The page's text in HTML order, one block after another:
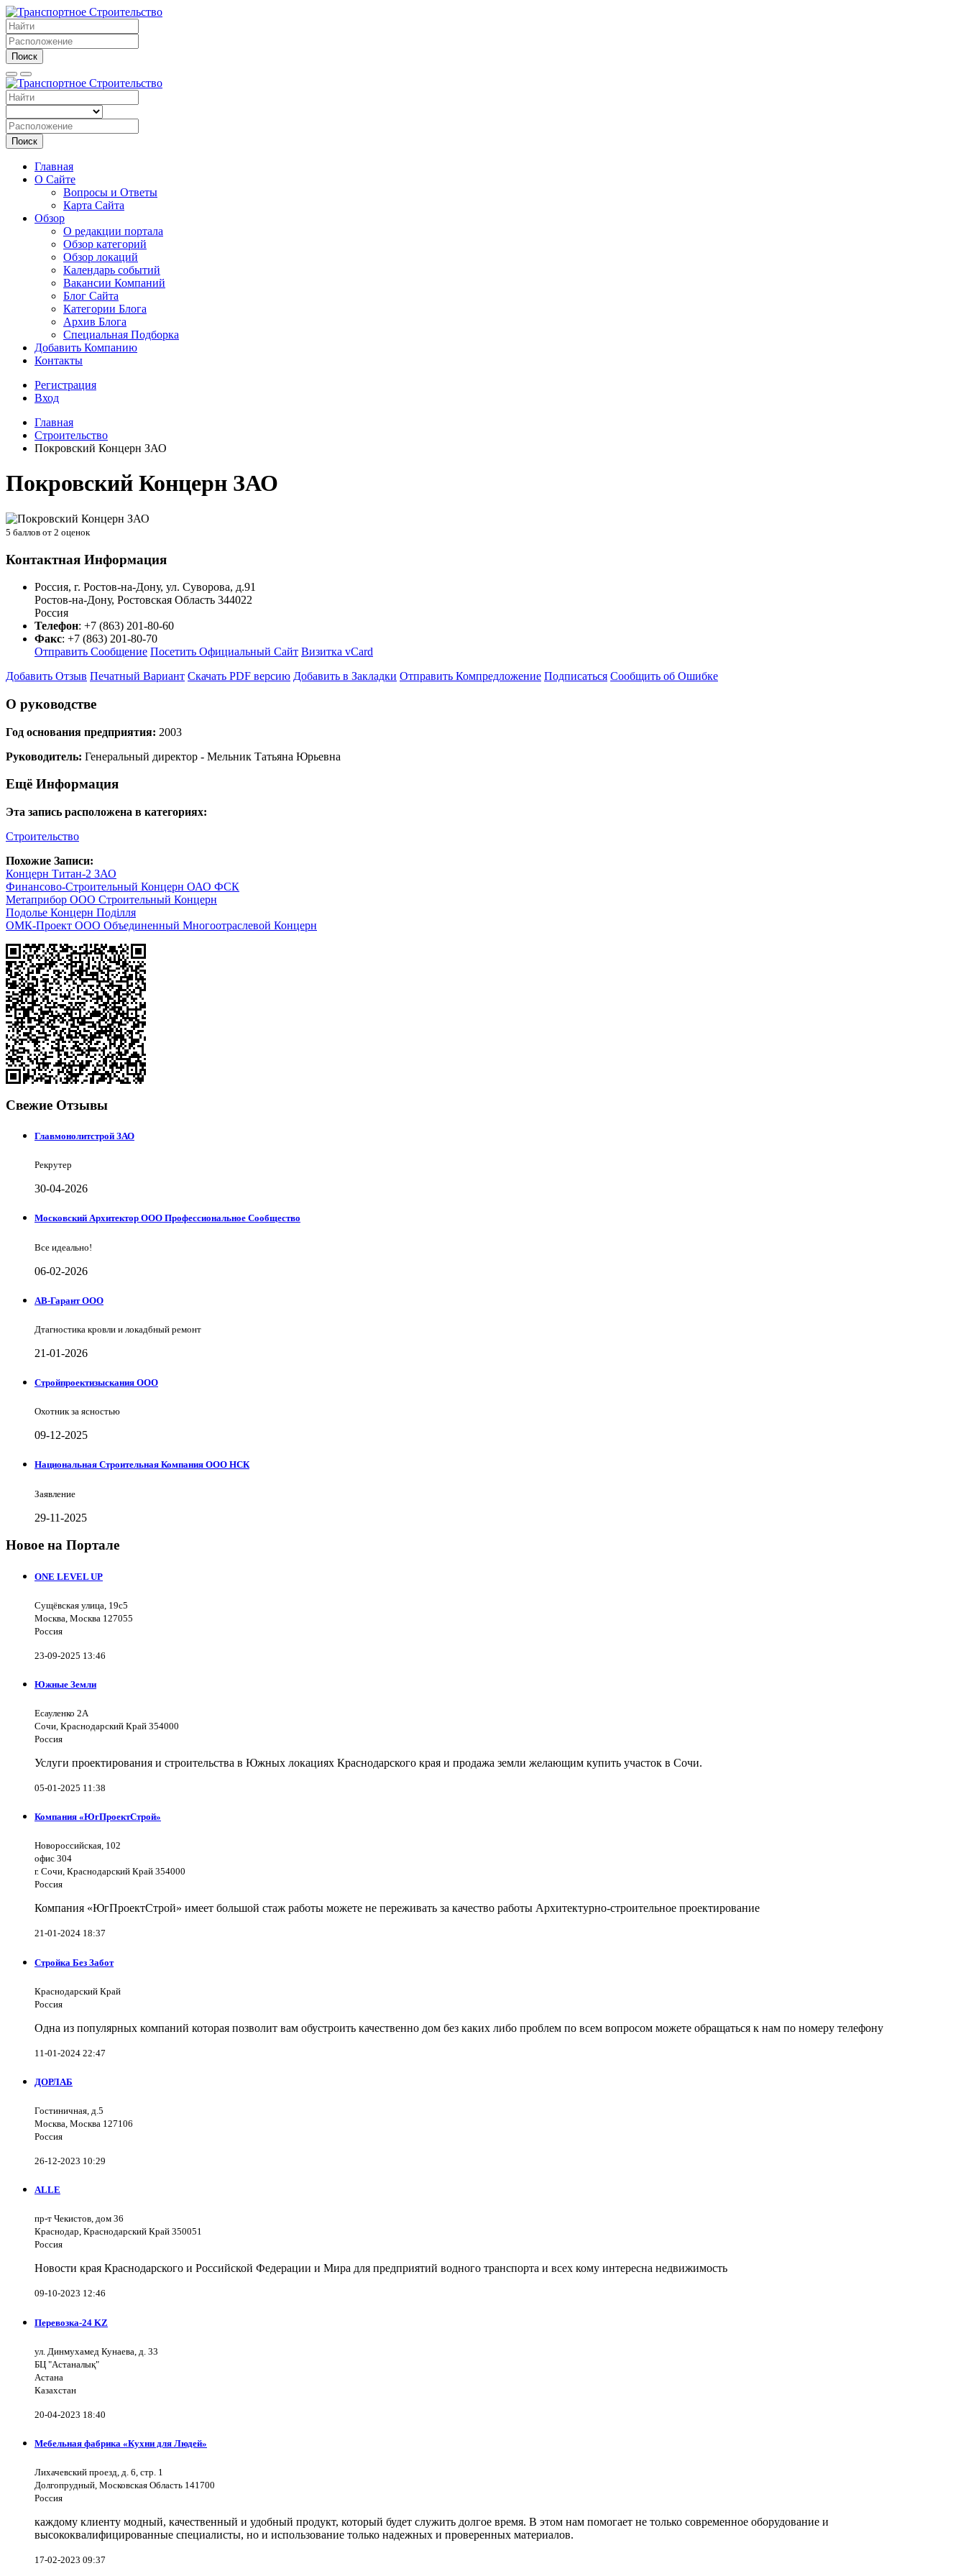
Поиск
Поиск
Главная
О Сайте
Вопросы и Ответы
Карта Сайта
Обзор
О редакции портала
Обзор категорий
Обзор локаций
Календарь событий
Вакансии Компаний
Блог Сайта
Категории Блога
Архив Блога
Специальная Подборка
Добавить Компанию
Контакты
Регистрация
Вход
Главная
Строительство
Покровский Концерн ЗАО
Покровский Концерн ЗАО
5 баллов от 2 оценок
Контактная Информация
Россия, г. Ростов-на-Дону, ул. Суворова, д.91
Ростов-на-Дону, Ростовская Область 344022
Россия
Телефон: +7 (863) 201-80-60
Факс: +7 (863) 201-80-70
Отправить Сообщение Посетить Официальный Сайт Визитка vCard
Добавить Отзыв Печатный Вариант Скачать PDF версию Добавить в Закладки Отправить Компредложение Подписаться Сообщить об Ошибке
О руководстве
Год основания предприятия: 2003
Руководитель: Генеральный директор - Мельник Татьяна Юрьевна
Ещё Информация
Эта запись расположена в категориях:
Строительство
Похожие Записи:
Концерн Титан-2 ЗАО
Финансово-Строительный Концерн ОАО ФСК
Метаприбор ООО Строительный Концерн
Подолье Концерн Поділля
ОМК-Проект ООО Объединенный Многоотраслевой Концерн
Свежие Отзывы
Главмонолитстрой ЗАО
Рекрутер
30-04-2026
Московский Архитектор ООО Профессиональное Сообщество
Все идеально!
06-02-2026
АВ-Гарант ООО
Дтагностика кровли и локадбный ремонт
21-01-2026
Стройпроектизыскания ООО
Охотник за ясностью
09-12-2025
Национальная Строительная Компания ООО НСК
Заявление
29-11-2025
Новое на Портале
ONE LEVEL UP
Сущёвская улица, 19с5
Москва, Москва 127055
Россия
23-09-2025 13:46
Южные Земли
Есауленко 2А
Сочи, Краснодарский Край 354000
Россия
Услуги проектирования и строительства в Южных локациях Краснодарского края и продажа земли желающим купить участок в Сочи.
05-01-2025 11:38
Компания «ЮгПроектСтрой»
Новороссийская, 102
офис 304
г. Сочи, Краснодарский Край 354000
Россия
Компания «ЮгПроектСтрой» имеет большой стаж работы можете не переживать за качество работы Архитектурно-строительное проектирование
21-01-2024 18:37
Стройка Без Забот
Краснодарский Край
Россия
Одна из популярных компаний которая позволит вам обустроить качественно дом без каких либо проблем по всем вопросом можете обращаться к нам по номеру телефону
11-01-2024 22:47
ДОРЛАБ
Гостиничная, д.5
Москва, Москва 127106
Россия
26-12-2023 10:29
ALLE
пр-т Чекистов, дом 36
Краснодар, Краснодарский Край 350051
Россия
Новости края Краснодарского и Российской Федерации и Мира для предприятий водного транспорта и всех кому интересна недвижимость
09-10-2023 12:46
Перевозка-24 KZ
ул. Динмухамед Кунаева, д. 33
БЦ "Астаналық"
Астана
Казахстан
20-04-2023 18:40
Мебельная фабрика «Кухни для Людей»
Лихачевский проезд, д. 6, стр. 1
Долгопрудный, Московская Область 141700
Россия
каждому клиенту модный, качественный и удобный продукт, который будет служить долгое время. В этом нам помогает не только современное оборудование и
высококвалифицированные специалисты, но и использование только надежных и проверенных материалов.
17-02-2023 09:37